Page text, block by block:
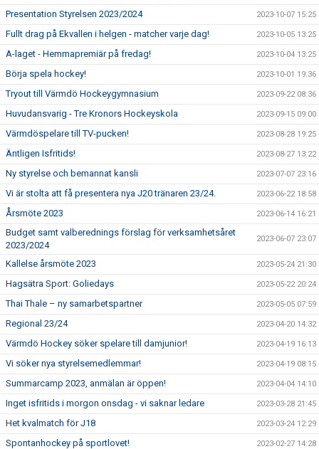
Presentation Styrelsen 2023/2024 2023-10-07 15:25
Fullt drag på Ekvallen i helgen - matcher varje dag! 2023-10-05 13:25
A-laget - Hemmapremiär på fredag! 2023-10-04 13:25
Börja spela hockey! 2023-10-01 19:36
Tryout till Värmdö Hockeygymnasium 2023-09-22 08:36
Huvudansvarig - Tre Kronors Hockeyskola 2023-09-15 09:00
Värmdöspelare till TV-pucken! 2023-08-28 19:25
Äntligen Isfritids! 2023-08-27 13:22
Ny styrelse och bemannat kansli 2023-07-07 23:16
Vi är stolta att få presentera nya J20 tränaren 23/24. 2023-06-22 18:58
Årsmöte 2023 2023-06-14 16:21
Budget samt valberednings förslag för verksamhetsåret
2023/2024
2023-06-07 23:07
Kallelse årsmöte 2023 2023-05-24 21:30
Hagsätra Sport: Goliedays 2023-05-22 20:24
Thai Thale – ny samarbetspartner 2023-05-05 07:59
Regional 23/24 2023-04-20 14:32
Värmdö Hockey söker spelare till damjunior! 2023-04-19 16:13
Vi söker nya styrelsemedlemmar! 2023-04-19 08:15
Summarcamp 2023, anmälan är öppen! 2023-04-04 14:10
Inget isfritids i morgon onsdag - vi saknar ledare 2023-03-28 21:45
Het kvalmatch för J18 2023-03-24 12:29
Spontanhockey på sportlovet! 2023-02-27 14:28